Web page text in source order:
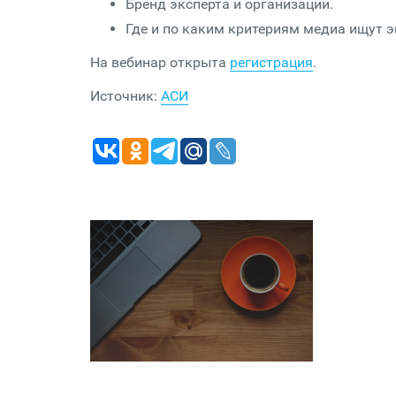
Бренд эксперта и организации.
Где и по каким критериям медиа ищут
На вебинар открыта регистрация.
Источник: АСИ